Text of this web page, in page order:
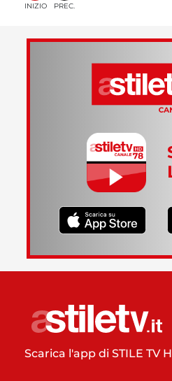
INIZIO PREC.
Scarica l'app di STILE TV